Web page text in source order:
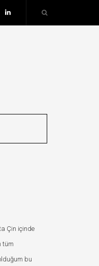
Çin içinde
tüm
bu